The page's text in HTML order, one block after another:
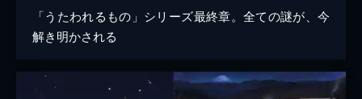
「うたわれるもの」シリーズ最終章。全ての謎が、今
解き明かされる